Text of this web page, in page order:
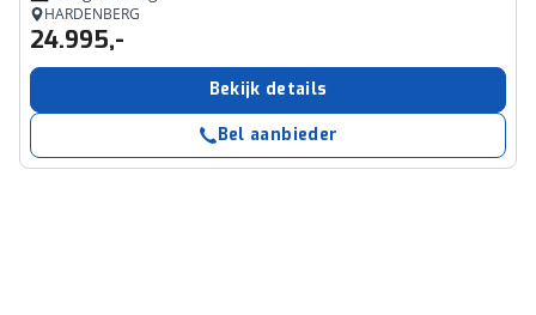
HARDENBERG
24.995,-
Bekijk details
Bel aanbieder